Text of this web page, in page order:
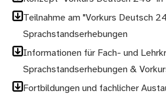
Teilnahme am "Vorkurs Deutsch
Sprachstandserhebungen
Informationen für Fach- und
Sprachstandserhebungen &
Fortbildungen und fachlicher